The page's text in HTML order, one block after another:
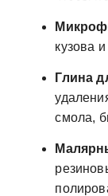
кузова
Глина
смола,